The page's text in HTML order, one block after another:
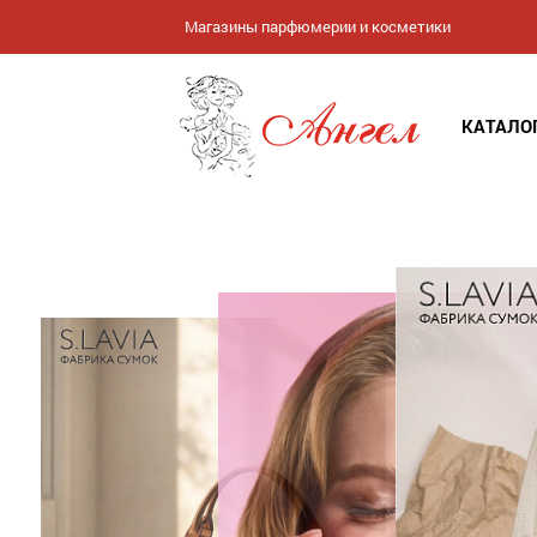
Магазины парфюмерии и косметики